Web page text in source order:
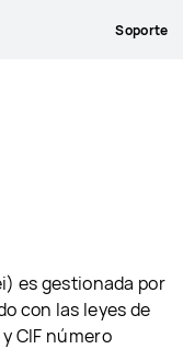
Soporte
es gestionada por
con las leyes de
CIF número